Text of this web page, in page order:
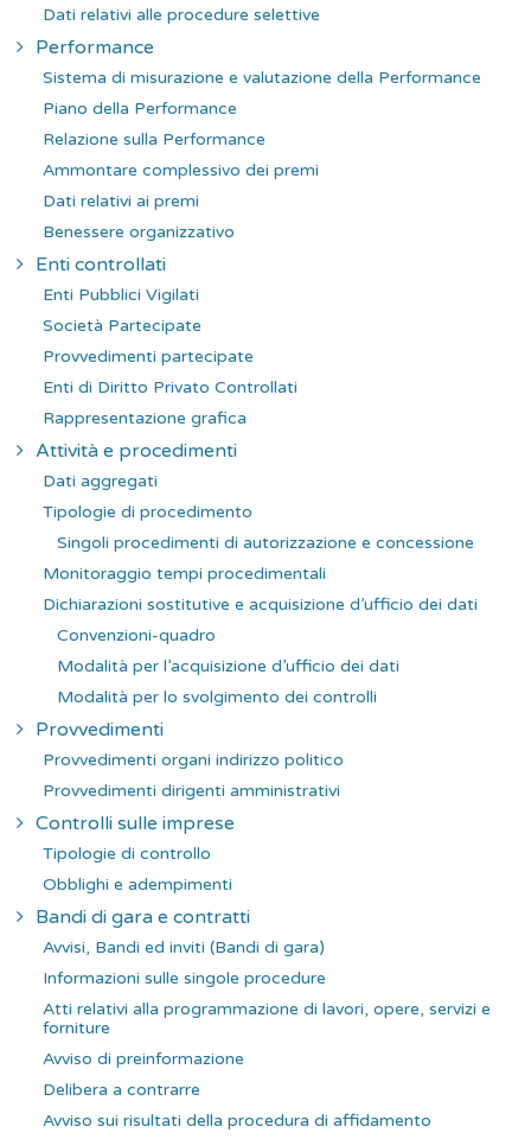
Dati relativi alle procedure selettive
Performance
Sistema di misurazione e valutazione della Performance
Piano della Performance
Relazione sulla Performance
Ammontare complessivo dei premi
Dati relativi ai premi
Benessere organizzativo
Enti controllati
Enti Pubblici Vigilati
Società Partecipate
Provvedimenti partecipate
Enti di Diritto Privato Controllati
Rappresentazione grafica
Attività e procedimenti
Dati aggregati
Tipologie di procedimento
Singoli procedimenti di autorizzazione e concessione
Monitoraggio tempi procedimentali
Dichiarazioni sostitutive e acquisizione d’ufficio dei dati
Convenzioni-quadro
Modalità per l’acquisizione d’ufficio dei dati
Modalità per lo svolgimento dei controlli
Provvedimenti
Provvedimenti organi indirizzo politico
Provvedimenti dirigenti amministrativi
Controlli sulle imprese
Tipologie di controllo
Obblighi e adempimenti
Bandi di gara e contratti
Avvisi, Bandi ed inviti (Bandi di gara)
Informazioni sulle singole procedure
Atti relativi alla programmazione di lavori, opere, servizi e
forniture
Avviso di preinformazione
Delibera a contrarre
Avviso sui risultati della procedura di affidamento